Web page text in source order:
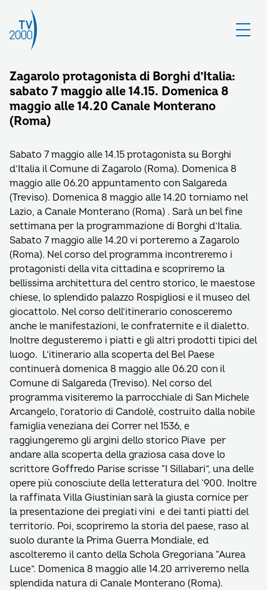
Zagarolo protagonista di Borghi d’Italia:
sabato 7 maggio alle 14.15. Domenica 8
maggio alle 14.20 Canale Monterano
(Roma)
Sabato 7 maggio alle 14.15 protagonista su Borghi
d’Italia il Comune di Zagarolo (Roma). Domenica 8
maggio alle 06.20 appuntamento con Salgareda
(Treviso). Domenica 8 maggio alle 14.20 torniamo nel
Lazio, a Canale Monterano (Roma) . Sarà un bel fine
settimana per la programmazione di Borghi d’Italia.
Sabato 7 maggio alle 14.20 vi porteremo a Zagarolo
(Roma). Nel corso del programma incontreremo i
protagonisti della vita cittadina e scopriremo la
bellissima architettura del centro storico, le maestose
chiese, lo splendido palazzo Rospigliosi e il museo del
giocattolo. Nel corso dell’itinerario conosceremo
anche le manifestazioni, le confraternite e il dialetto.
Inoltre degusteremo i piatti e gli altri prodotti tipici del
luogo. L’itinerario alla scoperta del Bel Paese
continuerà domenica 8 maggio alle 06.20 con il
Comune di Salgareda (Treviso). Nel corso del
programma visiteremo la parrocchiale di San Michele
Arcangelo, l’oratorio di Candolè, costruito dalla nobile
famiglia veneziana dei Correr nel 1536, e
raggiungeremo gli argini dello storico Piave per
andare alla scoperta della graziosa casa dove lo
scrittore Goffredo Parise scrisse “I Sillabari”, una delle
opere più conosciute della letteratura del ‘900. Inoltre
la raffinata Villa Giustinian sarà la giusta cornice per
la presentazione dei pregiati vini e dei tanti piatti del
territorio. Poi, scopriremo la storia del paese, raso al
suolo durante la Prima Guerra Mondiale, ed
ascolteremo il canto della Schola Gregoriana “Aurea
Luce”. Domenica 8 maggio alle 14.20 arriveremo nella
splendida natura di Canale Monterano (Roma).